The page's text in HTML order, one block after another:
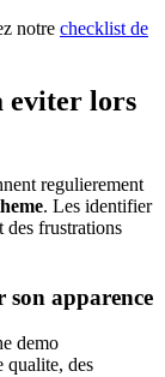
notre checklist de
eviter lors
regulierement
. Les identifier
des frustrations
apparence
demo
qualite, des